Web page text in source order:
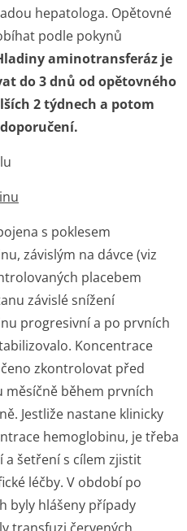
hepatologa. Opětovné
podle pokynů
aminotransferáz je
do 3 dnů od opětovného
2 týdnech a potom
s poklesem
závislým na dávce (viz
placebem
závislé snížení
progresivní a po prvních
Koncentrace
zkontrolovat před
měsíčně během prvních
Jestliže nastane klinicky
hemoglobinu, je třeba
a šetření s cílem zjistit
léčby. V období po
byly hlášeny případy